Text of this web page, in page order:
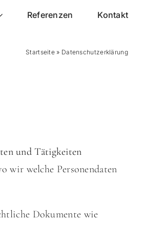
Referenzen Kontakt
Startseite » Datenschutzerklärung
und Tätigkeiten
wir welche Personendaten
Dokumente wie